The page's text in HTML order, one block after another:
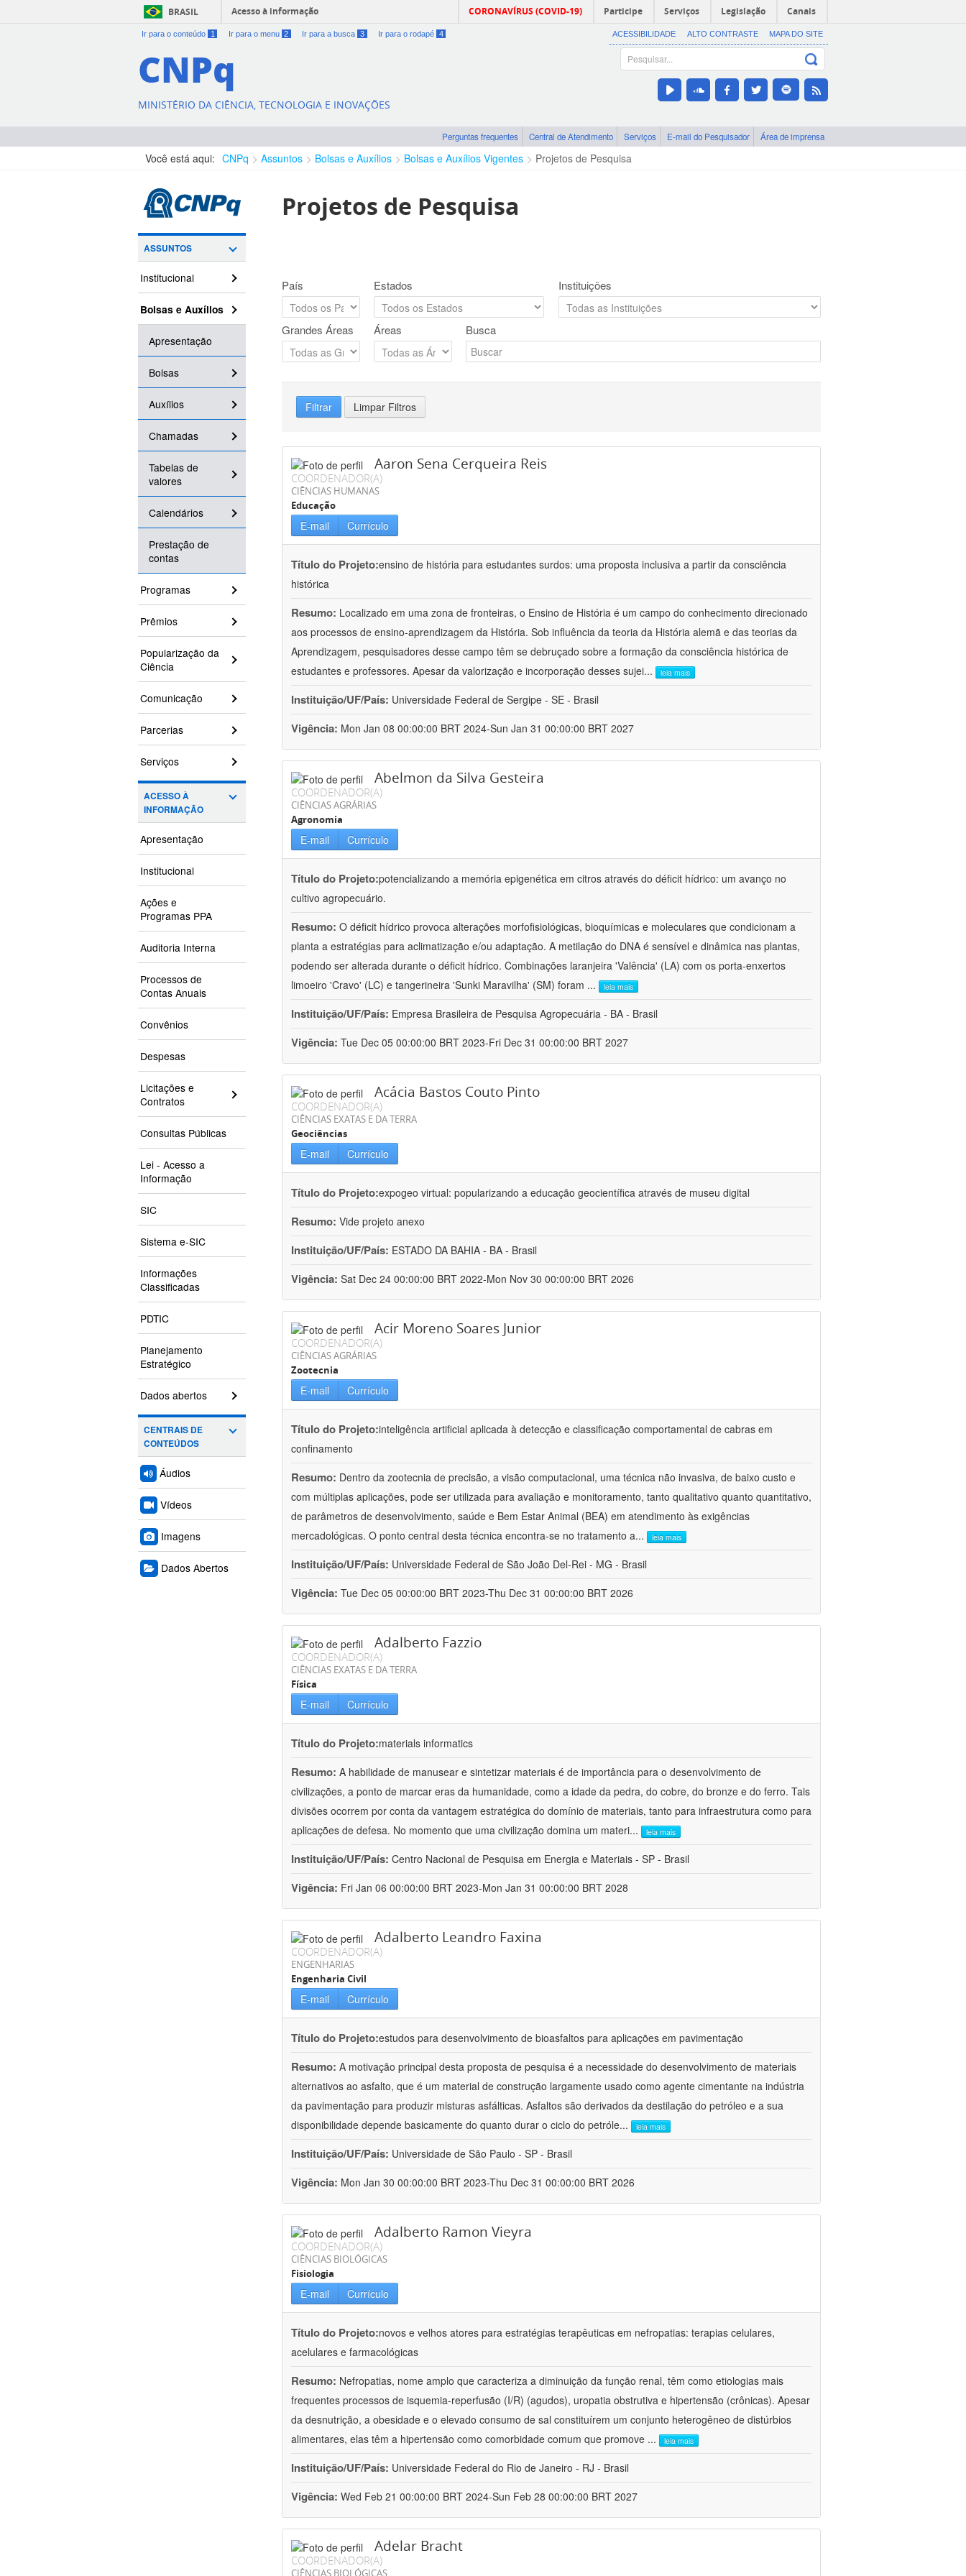
BRASIL Acesso à informação CORONAVÍRUS (COVID-19) Participe Serviços Legislação Canais
Ir para o conteúdo 1 Ir para o menu 2 Ir para a busca 3 Ir para o rodapé 4 ACESSIBILIDADE ALTO CONTRASTE MAPA DO SITE
CNPq
MINISTÉRIO DA CIÊNCIA, TECNOLOGIA E INOVAÇÕES
Perguntas frequentes Central de Atendimento Serviços E-mail do Pesquisador Área de imprensa
Você está aqui: CNPq Assuntos Bolsas e Auxílios Bolsas e Auxílios Vigentes Projetos de Pesquisa
ASSUNTOS
Institucional
Bolsas e Auxílios
Apresentação
Bolsas
Auxílios
Chamadas
Tabelas de
valores
Calendários
Prestação de
contas
Programas
Prêmios
Popularização da
Ciência
Comunicação
Parcerias
Serviços
ACESSO À
INFORMAÇÃO
Apresentação
Institucional
Ações e
Programas PPA
Auditoria Interna
Processos de
Contas Anuais
Convênios
Despesas
Licitações e
Contratos
Consultas Públicas
Lei - Acesso a
Informação
SIC
Sistema e-SIC
Informações
Classificadas
PDTIC
Planejamento
Estratégico
Dados abertos
CENTRAIS DE
CONTEÚDOS
Áudios
Vídeos
Imagens
Dados Abertos
Projetos de Pesquisa
País Estados Instituições
Grandes Áreas Áreas Busca
Filtrar Limpar Filtros
Aaron Sena Cerqueira Reis
COORDENADOR(A)
CIÊNCIAS HUMANAS
Educação
E-mail Currículo
Título do Projeto:ensino de história para estudantes surdos: uma proposta inclusiva a partir da consciência
histórica
Resumo: Localizado em uma zona de fronteiras, o Ensino de História é um campo do conhecimento direcionado
aos processos de ensino-aprendizagem da História. Sob influência da teoria da História alemã e das teorias da
Aprendizagem, pesquisadores desse campo têm se debruçado sobre a formação da consciência histórica de
estudantes e professores. Apesar da valorização e incorporação desses sujei... leia mais
Instituição/UF/País: Universidade Federal de Sergipe - SE - Brasil
Vigência: Mon Jan 08 00:00:00 BRT 2024-Sun Jan 31 00:00:00 BRT 2027
Abelmon da Silva Gesteira
COORDENADOR(A)
CIÊNCIAS AGRÁRIAS
Agronomia
E-mail Currículo
Título do Projeto:potencializando a memória epigenética em citros através do déficit hídrico: um avanço no
cultivo agropecuário.
Resumo: O déficit hídrico provoca alterações morfofisiológicas, bioquímicas e moleculares que condicionam a
planta a estratégias para aclimatização e/ou adaptação. A metilação do DNA é sensível e dinâmica nas plantas,
podendo ser alterada durante o déficit hídrico. Combinações laranjeira 'Valência' (LA) com os porta-enxertos
limoeiro 'Cravo' (LC) e tangerineira 'Sunki Maravilha' (SM) foram ... leia mais
Instituição/UF/País: Empresa Brasileira de Pesquisa Agropecuária - BA - Brasil
Vigência: Tue Dec 05 00:00:00 BRT 2023-Fri Dec 31 00:00:00 BRT 2027
Acácia Bastos Couto Pinto
COORDENADOR(A)
CIÊNCIAS EXATAS E DA TERRA
Geociências
E-mail Currículo
Título do Projeto:expogeo virtual: popularizando a educação geocientífica através de museu digital
Resumo: Vide projeto anexo
Instituição/UF/País: ESTADO DA BAHIA - BA - Brasil
Vigência: Sat Dec 24 00:00:00 BRT 2022-Mon Nov 30 00:00:00 BRT 2026
Acir Moreno Soares Junior
COORDENADOR(A)
CIÊNCIAS AGRÁRIAS
Zootecnia
E-mail Currículo
Título do Projeto:inteligência artificial aplicada à detecção e classificação comportamental de cabras em
confinamento
Resumo: Dentro da zootecnia de precisão, a visão computacional, uma técnica não invasiva, de baixo custo e
com múltiplas aplicações, pode ser utilizada para avaliação e monitoramento, tanto qualitativo quanto quantitativo,
de parâmetros de desenvolvimento, saúde e Bem Estar Animal (BEA) em atendimento às exigências
mercadológicas. O ponto central desta técnica encontra-se no tratamento a... leia mais
Instituição/UF/País: Universidade Federal de São João Del-Rei - MG - Brasil
Vigência: Tue Dec 05 00:00:00 BRT 2023-Thu Dec 31 00:00:00 BRT 2026
Adalberto Fazzio
COORDENADOR(A)
CIÊNCIAS EXATAS E DA TERRA
Física
E-mail Currículo
Título do Projeto:materials informatics
Resumo: A habilidade de manusear e sintetizar materiais é de importância para o desenvolvimento de
civilizações, a ponto de marcar eras da humanidade, como a idade da pedra, do cobre, do bronze e do ferro. Tais
divisões ocorrem por conta da vantagem estratégica do domínio de materiais, tanto para infraestrutura como para
aplicações de defesa. No momento que uma civilização domina um materi... leia mais
Instituição/UF/País: Centro Nacional de Pesquisa em Energia e Materiais - SP - Brasil
Vigência: Fri Jan 06 00:00:00 BRT 2023-Mon Jan 31 00:00:00 BRT 2028
Adalberto Leandro Faxina
COORDENADOR(A)
ENGENHARIAS
Engenharia Civil
E-mail Currículo
Título do Projeto:estudos para desenvolvimento de bioasfaltos para aplicações em pavimentação
Resumo: A motivação principal desta proposta de pesquisa é a necessidade do desenvolvimento de materiais
alternativos ao asfalto, que é um material de construção largamente usado como agente cimentante na indústria
da pavimentação para produzir misturas asfálticas. Asfaltos são derivados da destilação do petróleo e a sua
disponibilidade depende basicamente do quanto durar o ciclo do petróle... leia mais
Instituição/UF/País: Universidade de São Paulo - SP - Brasil
Vigência: Mon Jan 30 00:00:00 BRT 2023-Thu Dec 31 00:00:00 BRT 2026
Adalberto Ramon Vieyra
COORDENADOR(A)
CIÊNCIAS BIOLÓGICAS
Fisiologia
E-mail Currículo
Título do Projeto:novos e velhos atores para estratégias terapêuticas em nefropatias: terapias celulares,
acelulares e farmacológicas
Resumo: Nefropatias, nome amplo que caracteriza a diminuição da função renal, têm como etiologias mais
frequentes processos de isquemia-reperfusão (I/R) (agudos), uropatia obstrutiva e hipertensão (crônicas). Apesar
da desnutrição, a obesidade e o elevado consumo de sal constituírem um conjunto heterogêneo de distúrbios
alimentares, elas têm a hipertensão como comorbidade comum que promove ... leia mais
Instituição/UF/País: Universidade Federal do Rio de Janeiro - RJ - Brasil
Vigência: Wed Feb 21 00:00:00 BRT 2024-Sun Feb 28 00:00:00 BRT 2027
Adelar Bracht
COORDENADOR(A)
CIÊNCIAS BIOLÓGICAS